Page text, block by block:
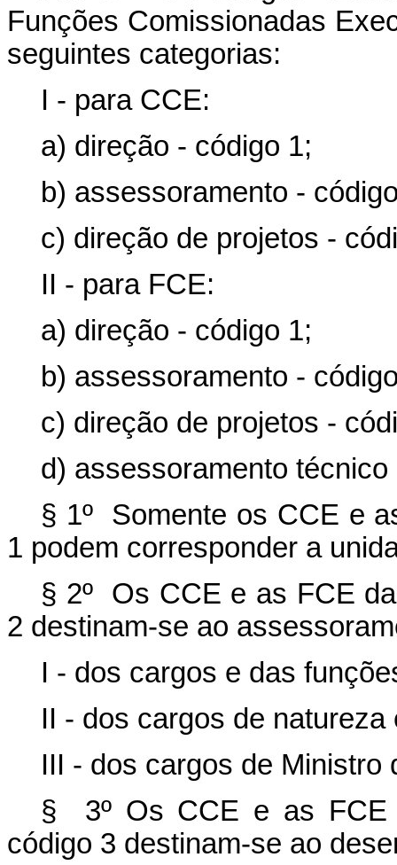
Funções Comissionadas
seguintes categorias:
I - para CCE:
a) direção - código 1;
b) assessoramento -
c) direção de projetos -
II - para FCE:
a) direção - código 1;
b) assessoramento -
c) direção de projetos -
d) assessoramento
§ 1º Somente os CCE e
1 podem corresponder a
§ 2º Os CCE e as FCE
2 destinam-se ao
I - dos cargos e das
II - dos cargos de natureza
III - dos cargos de Ministro
§ 3º Os CCE e as FCE
código 3 destinam-se ao